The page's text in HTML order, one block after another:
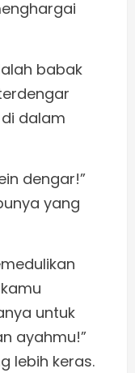
babak
dalam
dengar!”
yang
untuk
ayahmu!”
lebih keras.